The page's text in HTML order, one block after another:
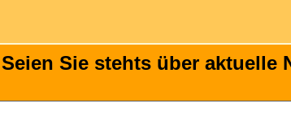
Sie stehts über aktuelle